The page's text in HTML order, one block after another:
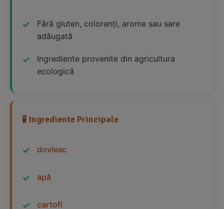
Fără gluten, coloranți, arome sau sare
adăugată
Ingrediente provenite din agricultura
ecologică
🧪 Ingrediente Principale
dovleac
apă
cartofi